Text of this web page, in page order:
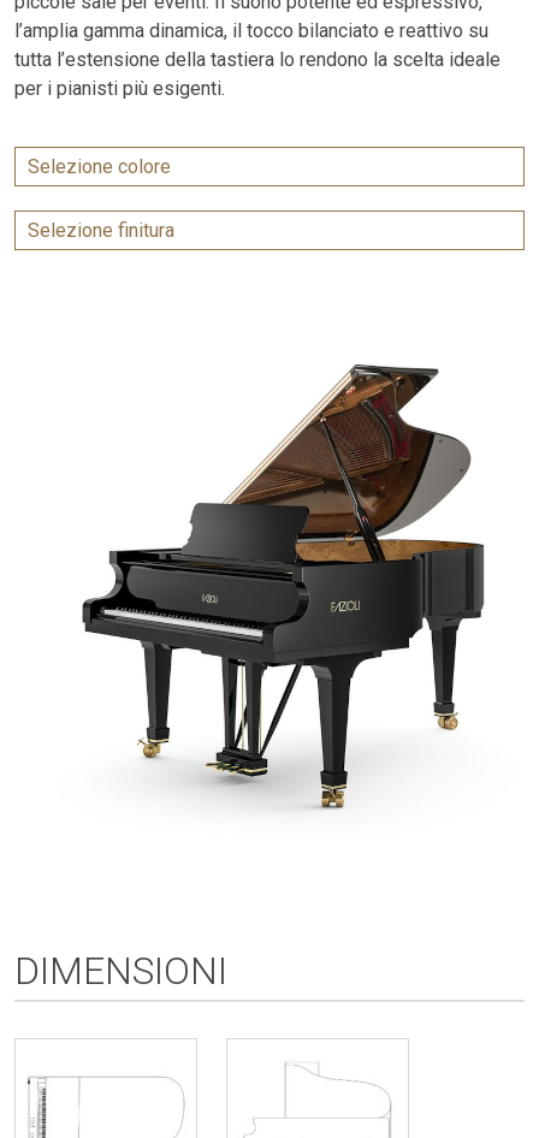
l’amplia gamma dinamica, il tocco bilanciato e reattivo su
tutta l’estensione della tastiera lo rendono la scelta ideale
per i pianisti più esigenti.
DIMENSIONI